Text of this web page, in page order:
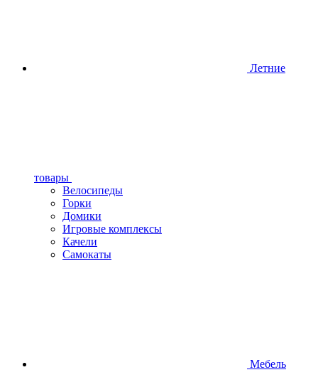
Летние
товары
Велосипеды
Горки
Домики
Игровые комплексы
Качели
Самокаты
Мебель